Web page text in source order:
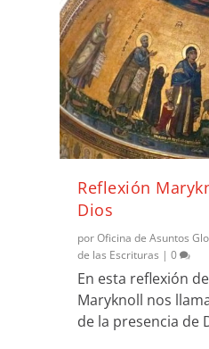
Reflexión
Dios
porOficina de Asuntos
de las Escrituras |0
En esta reflexión
Maryknoll nos
de la presencia de